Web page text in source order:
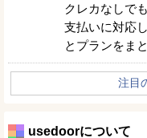
クレカなしで
支払いに対応
とプランをま
注目
usedoorについて